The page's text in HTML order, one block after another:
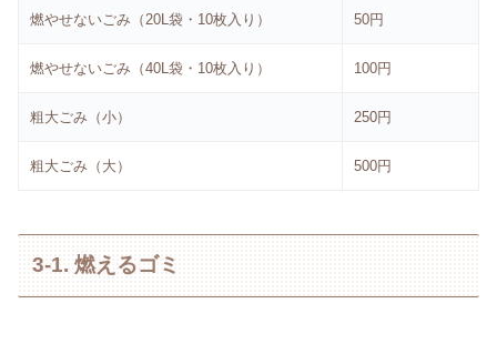
燃やせないごみ（20L袋・10枚入り） 50円
燃やせないごみ（40L袋・10枚入り） 100円
粗大ごみ（小） 250円
粗大ごみ（大） 500円
3-1. 燃えるゴミ